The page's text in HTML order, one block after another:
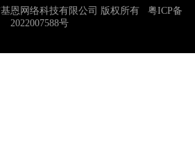
恩网络科技有限公司 版权所有 粤ICP备
2022007588号